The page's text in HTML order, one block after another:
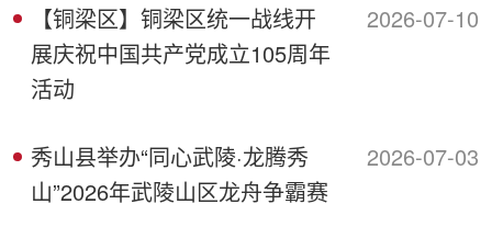
【铜梁区】铜梁区统一战线开
展庆祝中国共产党成立105周年
活动
2026-07-10
秀山县举办“同心武陵·龙腾秀
山”2026年武陵山区龙舟争霸赛
2026-07-03